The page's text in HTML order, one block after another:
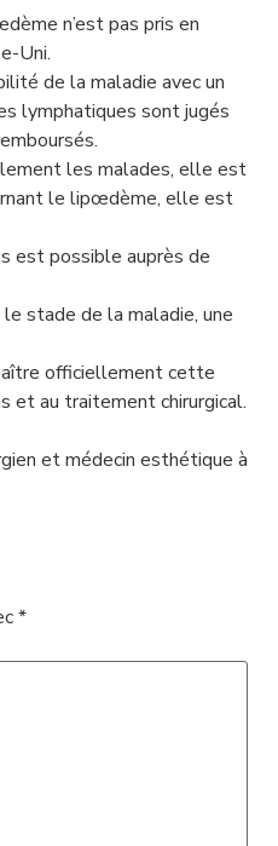
n’est pas pris en
Uni.
de la maladie avec un
lymphatiques sont jugés
les malades, elle est
le lipœdème, elle est
est possible auprès de
stade de la maladie, une
officiellement cette
et au traitement chirurgical.
et médecin esthétique à
*